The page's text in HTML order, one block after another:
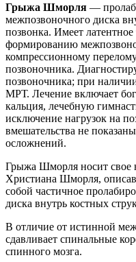
Грыжа Шморля —
межпозвоночного диска
позвонка. Имеет
формированию
компрессионному
позвоночника.
позвоночника; при
МРТ. Лечение включает
кальция, лечебную
исключение нагрузок на
вмешательства не
осложнений.
Грыжа Шморля носит свое
Христиана Шморля,
собой частичное
диска внутрь костных
В отличие от истинной
сдавливает спинальные
спинного мозга.